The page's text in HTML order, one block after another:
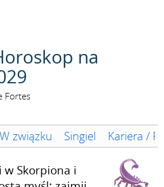
na
Fortes
W związku Singiel Kariera /
w Skorpiona i